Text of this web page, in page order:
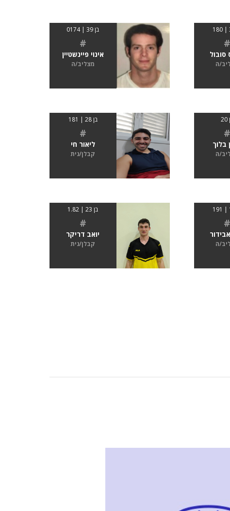
#
סובול
ה
בן 39 | 0174
#
אינוי פיינשטיין
מצליב/ה
#
בלוך
ה
בן 28 | 181
#
ליאור חי
קבלן/נית
#
ה
בן 23 | 1.82
#
יואב דריקר
קבלן/נית